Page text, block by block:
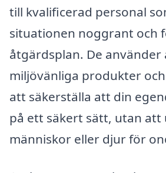
till kvalificerad personal
situationen noggrant och
åtgärdsplan. De använder
miljövänliga produkter
att säkerställa att din
på ett säkert sätt, utan att
människor eller djur för